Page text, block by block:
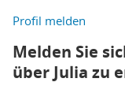
Profil melden
Melden Sie
über Julia zu